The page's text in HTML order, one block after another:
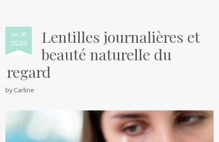
Jan 30
2026
Lentilles journalières et
beauté naturelle du
regard
byCarline